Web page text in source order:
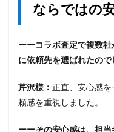
ならではの
ーーコラボ査定で複数
に依頼先を選ばれたので
芹沢様： 正直、安心感
頼感を重視しました。
ーーその安心感は、担